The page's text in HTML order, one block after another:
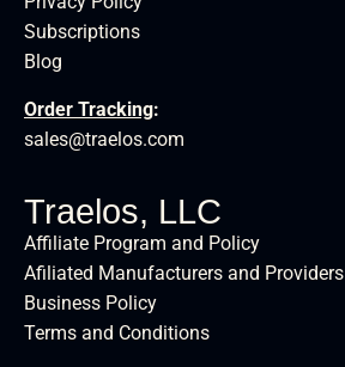
Subscriptions
Blog
Order Tracking:
sales@traelos.com
Traelos, LLC
Affiliate Program and Policy
Afiliated Manufacturers and Providers
Business Policy
Terms and Conditions